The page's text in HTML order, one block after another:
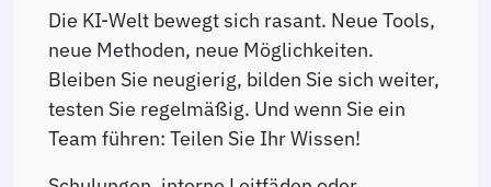
Die KI-Welt bewegt sich rasant. Neue Tools,
neue Methoden, neue Möglichkeiten.
Bleiben Sie neugierig, bilden Sie sich weiter,
testen Sie regelmäßig. Und wenn Sie ein
Team führen: Teilen Sie Ihr Wissen!